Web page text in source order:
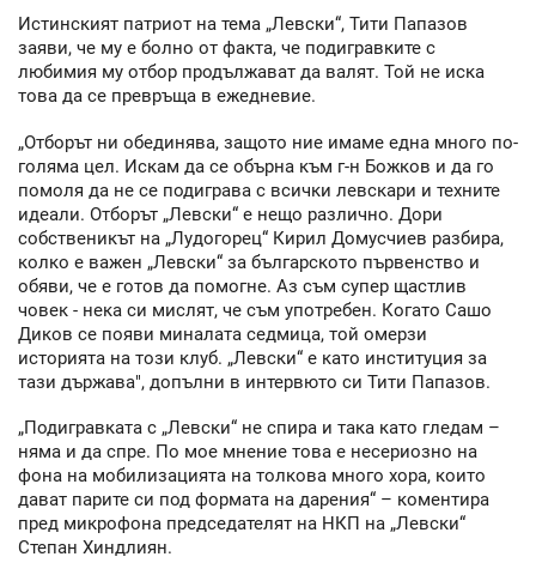
Истинският патриот на тема „Левски“, Тити Папазов
заяви, че му е болно от факта, че подигравките с
любимия му отбор продължават да валят. Той не иска
това да се превръща в ежедневие.
„Отборът ни обединява, защото ние имаме една много по-
голяма цел. Искам да се обърна към г-н Божков и да го
помоля да не се подиграва с всички левскари и техните
идеали. Отборът „Левски“ е нещо различно. Дори
собственикът на „Лудогорец“ Кирил Домусчиев разбира,
колко е важен „Левски“ за българското първенство и
обяви, че е готов да помогне. Аз съм супер щастлив
човек - нека си мислят, че съм употребен. Когато Сашо
Диков се появи миналата седмица, той омерзи
историята на този клуб. „Левски“ е като институция за
тази държава", допълни в интервюто си Тити Папазов.
„Подигравката с „Левски“ не спира и така като гледам –
няма и да спре. По мое мнение това е несериозно на
фона на мобилизацията на толкова много хора, които
дават парите си под формата на дарения“ – коментира
пред микрофона председателят на НКП на „Левски“
Степан Хиндлиян.